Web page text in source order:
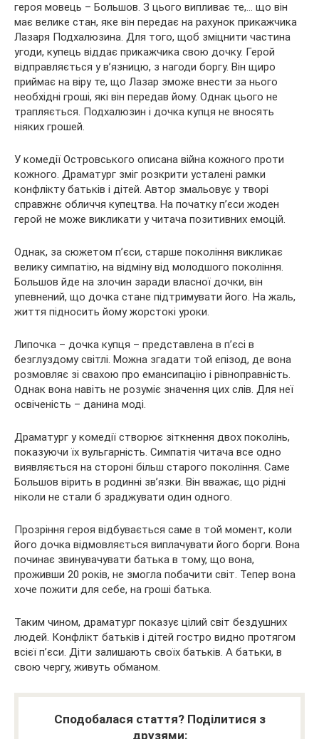
героя мовець – Большов. З цього випливає те,… що він
має велике стан, яке він передає на рахунок прикажчика
Лазаря Подхалюзина. Для того, щоб зміцнити частина
угоди, купець віддає прикажчика свою дочку. Герой
відправляється у в’язницю, з нагоди боргу. Він щиро
приймає на віру те, що Лазар зможе внести за нього
необхідні гроші, які він передав йому. Однак цього не
трапляється. Подхалюзин і дочка купця не вносять
ніяких грошей.
У комедії Островського описана війна кожного проти
кожного. Драматург зміг розкрити усталені рамки
конфлікту батьків і дітей. Автор змальовує у творі
справжнє обличчя купецтва. На початку п’єси жоден
герой не може викликати у читача позитивних емоцій.
Однак, за сюжетом п’єси, старше покоління викликає
велику симпатію, на відміну від молодшого покоління.
Большов йде на злочин заради власної дочки, він
упевнений, що дочка стане підтримувати його. На жаль,
життя підносить йому жорстокі уроки.
Липочка – дочка купця – представлена в п’єсі в
безглуздому світлі. Можна згадати той епізод, де вона
розмовляє зі свахою про емансипацію і рівноправність.
Однак вона навіть не розуміє значення цих слів. Для неї
освіченість – данина моді.
Драматург у комедії створює зіткнення двох поколінь,
показуючи їх вульгарність. Симпатія читача все одно
виявляється на стороні більш старого покоління. Саме
Большов вірить в родинні зв’язки. Він вважає, що рідні
ніколи не стали б зраджувати один одного.
Прозріння героя відбувається саме в той момент, коли
його дочка відмовляється виплачувати його борги. Вона
починає звинувачувати батька в тому, що вона,
проживши 20 років, не змогла побачити світ. Тепер вона
хоче пожити для себе, на гроші батька.
Таким чином, драматург показує цілий світ бездушних
людей. Конфлікт батьків і дітей гостро видно протягом
всієї п’єси. Діти залишають своїх батьків. А батьки, в
свою чергу, живуть обманом.
Сподобалася стаття? Поділитися з
друзями: